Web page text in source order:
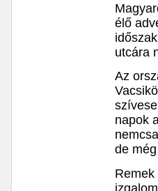
élő
utcára
Az
napok
de